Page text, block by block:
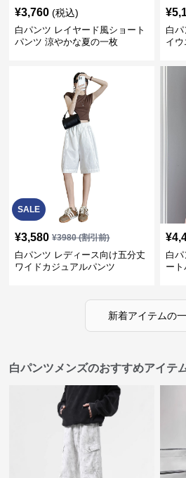
¥3,760 (税込)
白パンツ レイヤード風ショート
パンツ 涼やかな夏の一枚
¥
白
イ
SALE
¥3,580 ¥3980(割引前)
白パンツ レディース向け五分丈
ワイドカジュアルパンツ
¥
白
ー
新着アイテムの
白パンツメンズのおすすめアイテ